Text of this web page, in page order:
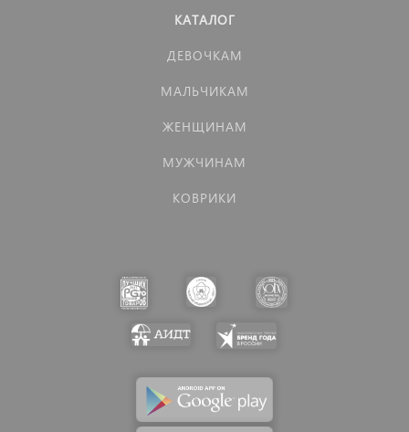
КАТАЛОГ
ДЕВОЧКАМ
МАЛЬЧИКАМ
ЖЕНЩИНАМ
МУЖЧИНАМ
КОВРИКИ